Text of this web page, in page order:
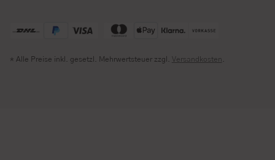
* Alle Preise inkl. gesetzl. Mehrwertsteuer zzgl. Versandkosten